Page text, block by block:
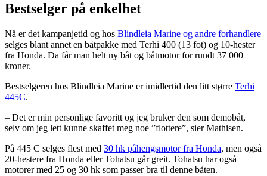
Bestselger på enkelhet
Nå er det kampanjetid og hos Blindleia Marine og andre forhandlere
selges blant annet en båtpakke med Terhi 400 (13 fot) og 10-hester
fra Honda. Da får man helt ny båt og båtmotor for rundt 37 000
kroner.
Bestselgeren hos Blindleia Marine er imidlertid den litt større Terhi
445C.
– Det er min personlige favoritt og jeg bruker den som demobåt,
selv om jeg lett kunne skaffet meg noe ”flottere”, sier Mathisen.
På 445 C selges flest med 30 hk påhengsmotor fra Honda, men også
20-hestere fra Honda eller Tohatsu går greit. Tohatsu har også
motorer med 25 og 30 hk som passer bra til denne båten.